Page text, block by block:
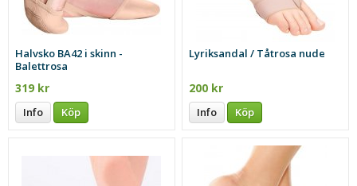
Halvsko BA42 i skinn -
Balettrosa
319 kr
Info Köp
Lyriksandal / Tåtrosa nude
200 kr
Info Köp